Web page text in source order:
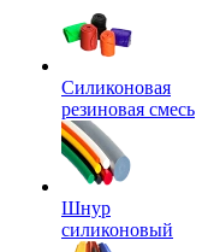
Силиконовая
резиновая смесь
Шнур
силиконовый